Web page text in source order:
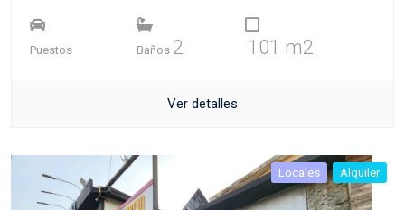
Puestos Baños 2 101 m2
Ver detalles
Locales Alquiler